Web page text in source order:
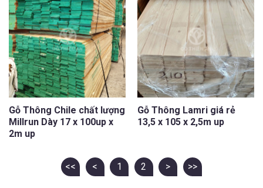
Gỗ Thông Chile chất lượng
Millrun Dày 17 x 100up x
2m up
Gỗ Thông Lamri giá rẻ
13,5 x 105 x 2,5m up
<< < 1 2 > >>